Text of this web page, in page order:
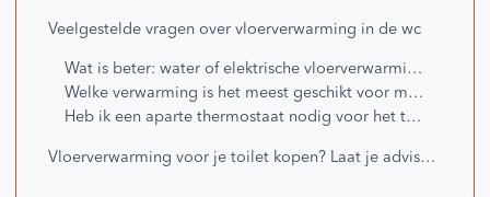
Veelgestelde vragen over vloerverwarming in de wc
Wat is beter: water of elektrische vloerverwarming wc?
Welke verwarming is het meest geschikt voor mijn toilet?
Heb ik een aparte thermostaat nodig voor het toilet?
Vloerverwarming voor je toilet kopen? Laat je adviseren of bestel direct!